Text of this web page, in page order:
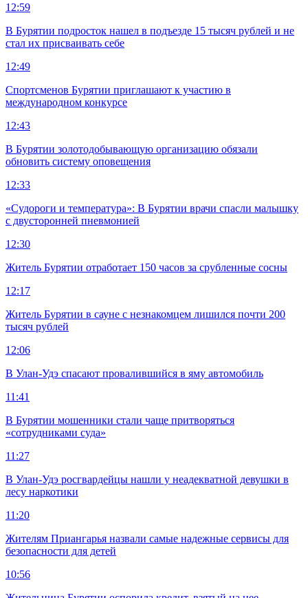
12:59
В Бурятии подросток нашел в подъезде 15 тысяч рублей и не
стал их присваивать себе
12:49
Спортсменов Бурятии приглашают к участию в
международном конкурсе
12:43
В Бурятии золотодобывающую организацию обязали
обновить систему оповещения
12:33
«Судороги и температура»: В Бурятии врачи спасли малышку
с двусторонней пневмонией
12:30
Житель Бурятии отработает 150 часов за срубленные сосны
12:17
Житель Бурятии в сауне с незнакомцем лишился почти 200
тысяч рублей
12:06
В Улан-Удэ спасают провалившийся в яму автомобиль
11:41
В Бурятии мошенники стали чаще притворяться
«сотрудниками суда»
11:27
В Улан-Удэ росгвардейцы нашли у неадекватной девушки в
лесу наркотики
11:20
Жителям Приангарья назвали самые надежные сервисы для
безопасности для детей
10:56